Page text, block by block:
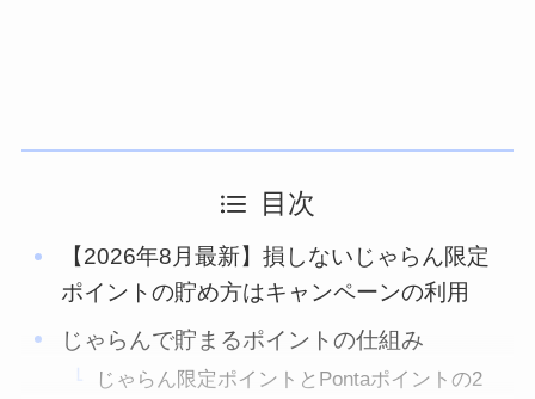
目次
【2026年8月最新】損しないじゃらん限定
ポイントの貯め方はキャンペーンの利用
じゃらんで貯まるポイントの仕組み
じゃらん限定ポイントとPontaポイントの2